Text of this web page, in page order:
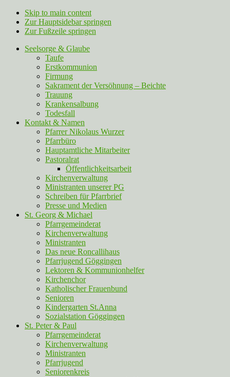
Skip to main content
Zur Hauptsidebar springen
Zur Fußzeile springen
Seelsorge & Glaube
Taufe
Erstkommunion
Firmung
Sakrament der Versöhnung – Beichte
Trauung
Krankensalbung
Todesfall
Kontakt & Namen
Pfarrer Nikolaus Wurzer
Pfarrbüro
Hauptamtliche Mitarbeiter
Pastoralrat
Öffentlichkeitsarbeit
Kirchenverwaltung
Ministranten unserer PG
Schreiben für Pfarrbrief
Presse und Medien
St. Georg & Michael
Pfarrgemeinderat
Kirchenverwaltung
Ministranten
Das neue Roncallihaus
Pfarrjugend Göggingen
Lektoren & Kommunionhelfer
Kirchenchor
Katholischer Frauenbund
Senioren
Kindergarten St.Anna
Sozialstation Göggingen
St. Peter & Paul
Pfarrgemeinderat
Kirchenverwaltung
Ministranten
Pfarrjugend
Seniorenkreis